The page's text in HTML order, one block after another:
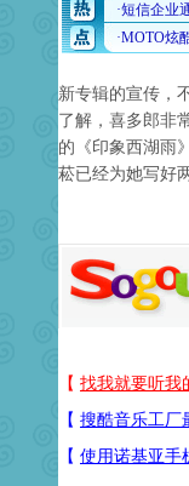
新专辑的宣传，
了解，喜多郎非
的《印象西湖雨
菘已经为她写好